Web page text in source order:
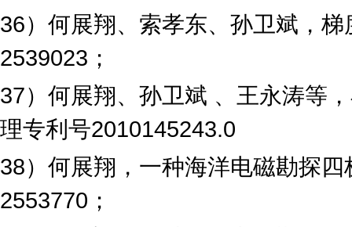
36）何展翔、索孝东、孙卫斌，
2539023 ；
37）何展翔、孙卫斌 、王永涛等
理专利号2010145243.0
38）何展翔，一种海洋电磁勘探
2553770 ；